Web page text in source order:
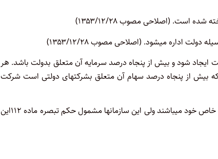
است. (اصلاحی مصوب ۱۳۵۳/۱۲/۲۸)
اداره میشود. (اصلاحی مصوب ۱۳۵۳/۱۲/۲۸)
شود و بیش از پنجاه درصد سرمایه آن متعلق بدولت ‌باشد. هر
که بیش از پنجاه درصد سهام آن متعلق بشرکتهای دولتی است ‌شرکت
سازمانها و مستخدمین مشروح در زیر از نظر استخدامی تابع مقررات خاص خود میباشند ولی این سازمانها مشمول حکم تبصره ماده ۱۱۲‌این